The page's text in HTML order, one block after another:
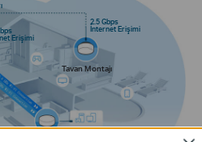
Tavan Montajı
Erişimi
2.5 Gbps
İnternet Erişimi
2.5 Gbps Kablolu